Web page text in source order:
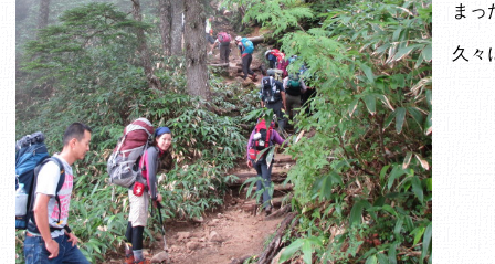
まっ
久々